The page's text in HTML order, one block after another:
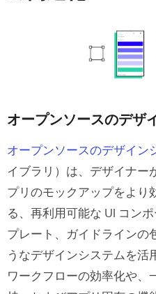
オープンソースのデザ
オープンソースのデザイン
イブラリ）は、デザイナー
プリのモックアップをより
る、再利用可能な UI コン
プレート、ガイドラインの
うなデザインシステムを活
ワークフローの効率化や、